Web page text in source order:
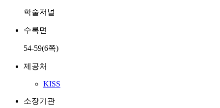
학술저널
수록면
54-59(6쪽)
제공처
KISS
소장기관